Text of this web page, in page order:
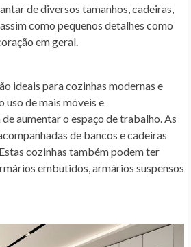
de diversos tamanhos, cadeiras,
como pequenos detalhes como
em geral.
ideais para cozinhas modernas e
uso de mais móveis e
aumentar o espaço de trabalho. As
de bancos e cadeiras
cozinhas também podem ter
embutidos, armários suspensos